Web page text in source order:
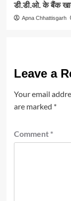
डी.डी.ओ. के बैंक
Apna Chhattisgarh
Leave a
Your email
are marked *
Comment *